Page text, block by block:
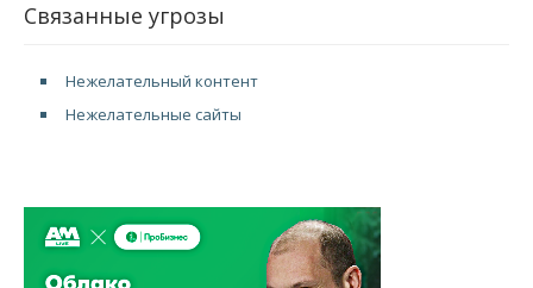
Связанные угрозы
Нежелательный контент
Нежелательные сайты